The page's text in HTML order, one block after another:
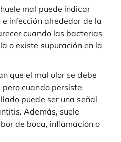
mal puede indicar
infección alrededor de la
cuando las bacterias
o existe supuración en la
que el mal olor se debe
cuando persiste
puede ser una señal
Además, suele
de boca, inflamación o